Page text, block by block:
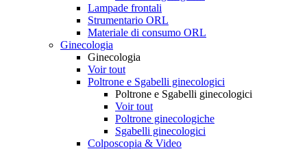
Lampade frontali
Strumentario ORL
Materiale di consumo ORL
Ginecologia
Ginecologia
Voir tout
Poltrone e Sgabelli ginecologici
Poltrone e Sgabelli ginecologici
Voir tout
Poltrone ginecologiche
Sgabelli ginecologici
Colposcopia & Video